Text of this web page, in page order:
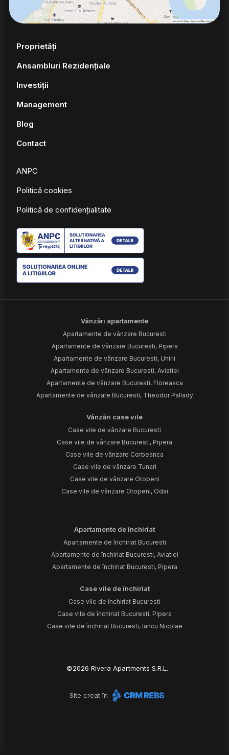
Proprietăți
Ansambluri Rezidențiale
Investiții
Management
Blog
Contact
ANPC
Politică cookies
Politică de confidențialitate
Vânzări apartamente
Apartamente de vânzare Bucuresti
Apartamente de vânzare Bucuresti, Pipera
Apartamente de vânzare Bucuresti, Unirii
Apartamente de vânzare Bucuresti, Aviatiei
Apartamente de vânzare Bucuresti, Floreasca
Apartamente de vânzare Bucuresti, Theodor Pallady
Vânzări case vile
Case vile de vânzare Bucuresti
Case vile de vânzare Bucuresti, Pipera
Case vile de vânzare Corbeanca
Case vile de vânzare Tunari
Case vile de vânzare Otopeni
Case vile de vânzare Otopeni, Odai
Apartamente de închiriat
Apartamente de închiriat Bucuresti
Apartamente de închiriat Bucuresti, Aviatiei
Apartamente de închiriat Bucuresti, Pipera
Case vile de închiriat
Case vile de închiriat Bucuresti
Case vile de închiriat Bucuresti, Pipera
Case vile de închiriat Bucuresti, Iancu Nicolae
©2026 Rivera Apartments S.R.L.
Site creat în